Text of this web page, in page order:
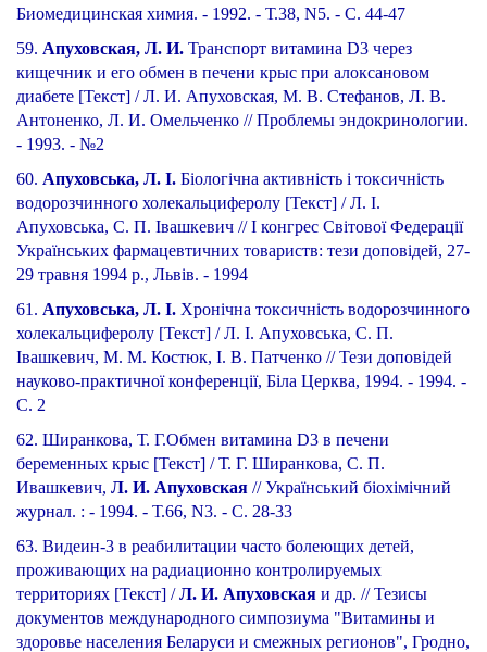
Биомедицинская химия. - 1992. - Т.38, N5. - С. 44-47
59. Апуховская, Л. И. Транспорт витамина D3 через
кищечник и его обмен в печени крыс при алоксановом
диабете [Текст] / Л. И. Апуховская, М. В. Стефанов, Л. В.
Антоненко, Л. И. Омельченко // Проблемы эндокринологии.
- 1993. - №2
60. Апуховська, Л. І. Біологічна активність і токсичність
водорозчинного холекальциферолу [Текст] / Л. І.
Апуховська, С. П. Івашкевич // І конгрес Світової Федерації
Українських фармацевтичних товариств: тези доповідей, 27-
29 травня 1994 р., Львів. - 1994
61. Апуховська, Л. І. Хронічна токсичність водорозчинного
холекальциферолу [Текст] / Л. І. Апуховська, С. П.
Івашкевич, М. М. Костюк, І. В. Патченко // Тези доповідей
науково-практичної конференції, Біла Церква, 1994. - 1994. -
С. 2
62. Ширанкова, Т. Г.Обмен витамина D3 в печени
беременных крыс [Текст] / Т. Г. Ширанкова, С. П.
Ивашкевич, Л. И. Апуховская // Український біохімічний
журнал. : - 1994. - Т.66, N3. - С. 28-33
63. Видеин-3 в реабилитации часто болеющих детей,
проживающих на радиационно контролируемых
территориях [Текст] /Л. И. Апуховская и др. // Тезисы
документов международного симпозиума "Витамины и
здоровье населения Беларуси и смежных регионов", Гродно,